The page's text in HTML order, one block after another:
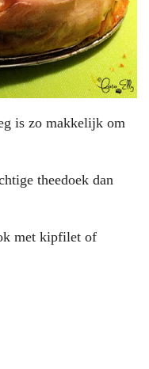
is zo makkelijk om
theedoek dan
met kipfilet of